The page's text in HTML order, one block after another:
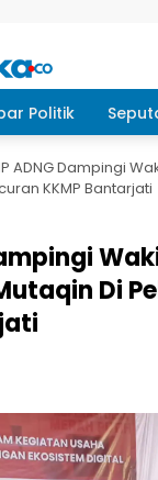
Politik
ADNG Dampingi
KKMP Bantarjati
Di